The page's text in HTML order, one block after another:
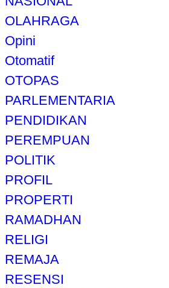
OLAHRAGA
Opini
Otomatif
OTOPAS
PARLEMENTARIA
PENDIDIKAN
PEREMPUAN
POLITIK
PROFIL
PROPERTI
RAMADHAN
RELIGI
REMAJA
RESENSI